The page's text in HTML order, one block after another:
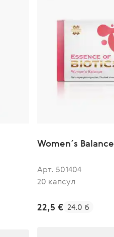
Women´s Balance
Арт. 501404
20 капсул
22,5 € 24.0 б